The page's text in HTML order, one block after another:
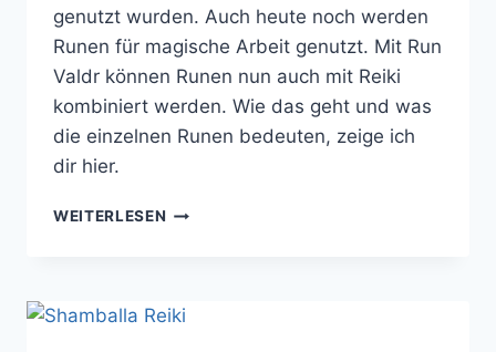
genutzt wurden. Auch heute noch werden
Runen für magische Arbeit genutzt. Mit Run
Valdr können Runen nun auch mit Reiki
kombiniert werden. Wie das geht und was
die einzelnen Runen bedeuten, zeige ich
dir hier.
WEITERLESEN RUN
GEHT
HEILUNG